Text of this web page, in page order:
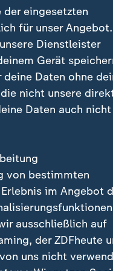
Koalition, 2.)
Interview mit
der
politische Top-
der eingesetzten
für unser
Dienstleister
Gerät
Daten ohne
nicht unsere
Daten auch nicht
von bestimmten
im Angebot
ausschließlich auf
der ZDFheute
uns nicht